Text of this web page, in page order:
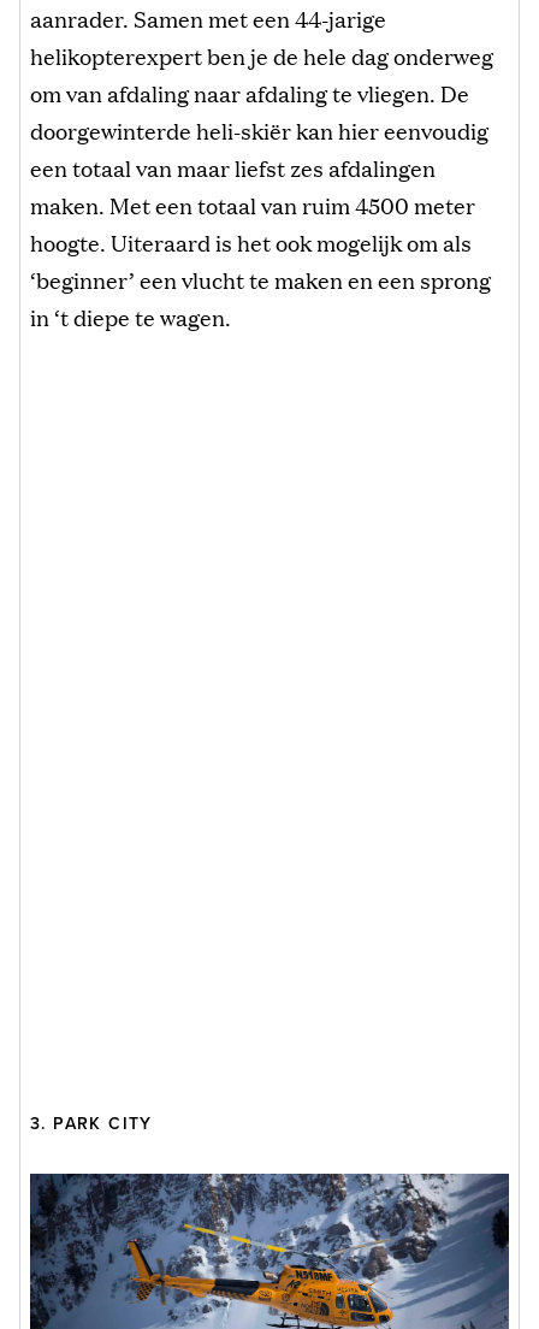
aanrader. Samen met een 44-jarige
helikopterexpert ben je de hele dag onderweg
om van afdaling naar afdaling te vliegen. De
doorgewinterde heli-skiër kan hier eenvoudig
een totaal van maar liefst zes afdalingen
maken. Met een totaal van ruim 4500 meter
hoogte. Uiteraard is het ook mogelijk om als
‘beginner’ een vlucht te maken en een sprong
in ‘t diepe te wagen.
3. PARK CITY